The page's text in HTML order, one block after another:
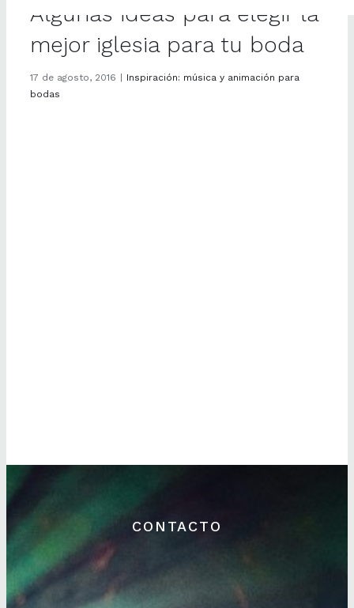
Algunas ideas para elegir la
mejor iglesia para tu boda
17 de agosto, 2016
Inspiración: música y animación para
bodas
CONTACTO